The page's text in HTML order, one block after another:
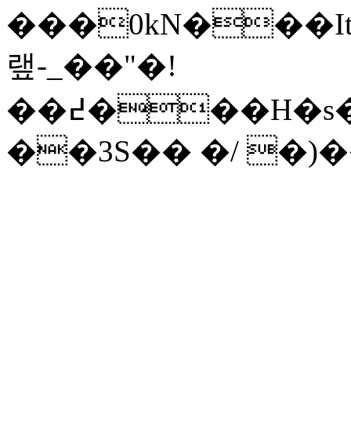
랲-_��"�!
��߄���H�s���<��f����t&�sp2�|
��3S�� �/